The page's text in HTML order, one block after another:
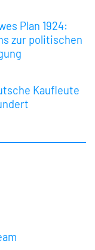
Plan 1924:
zur politischen
Kaufleute